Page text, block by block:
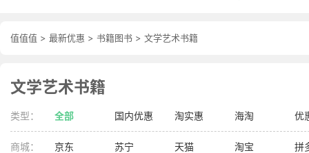
值值值 > 最新优惠 > 书籍图书 > 文学艺术书籍
文学艺术书籍
类型： 全部 国内优惠 淘实惠 海淘 优
商城： 京东 苏宁 天猫 淘宝 拼